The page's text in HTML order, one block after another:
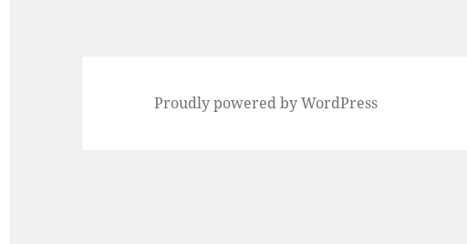
Proudly powered by WordPress